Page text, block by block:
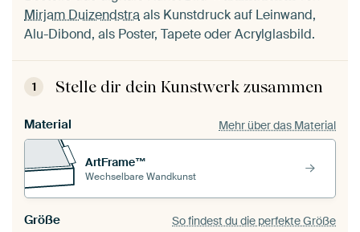
Mirjam Duizendstraals Kunstdruck auf Leinwand,
Alu-Dibond, als Poster, Tapete oder Acrylglasbild.
1 Stelle dir dein Kunstwerk zusammen
Material Mehr über das Material
ArtFrame™
Wechselbare Wandkunst
Größe So findest du die perfekte Größe